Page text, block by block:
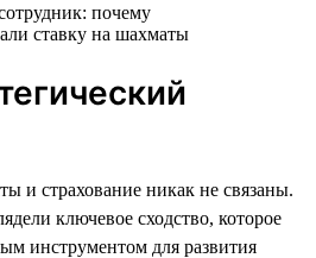
и страхование никак не связаны.
ключевое сходство, которое
инструментом для развития